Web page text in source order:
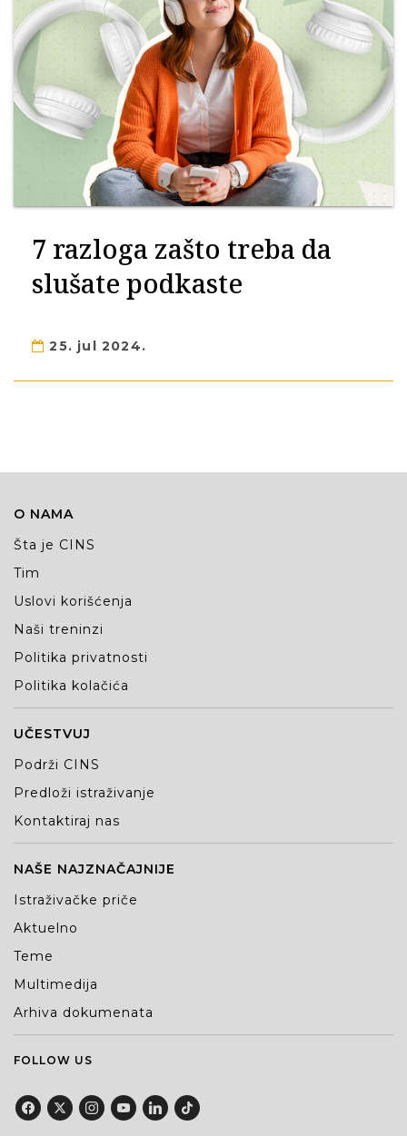
7 razloga zašto treba da
slušate podkaste
25. jul 2024.
O NAMA
Šta je CINS
Tim
Uslovi korišćenja
Naši treninzi
Politika privatnosti
Politika kolačića
UČESTVUJ
Podrži CINS
Predloži istraživanje
Kontaktiraj nas
NAŠE NAJZNAČAJNIJE
Istraživačke priče
Aktuelno
Teme
Multimedija
Arhiva dokumenata
FOLLOW US